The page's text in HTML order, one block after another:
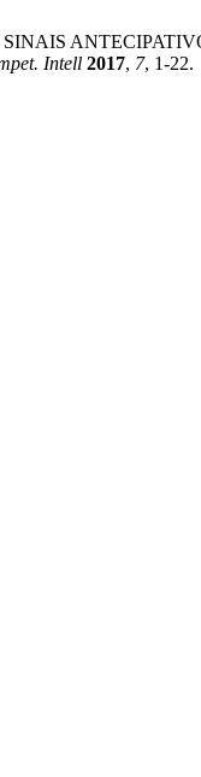
SINAIS
Intell 2017, 7, 1-22.